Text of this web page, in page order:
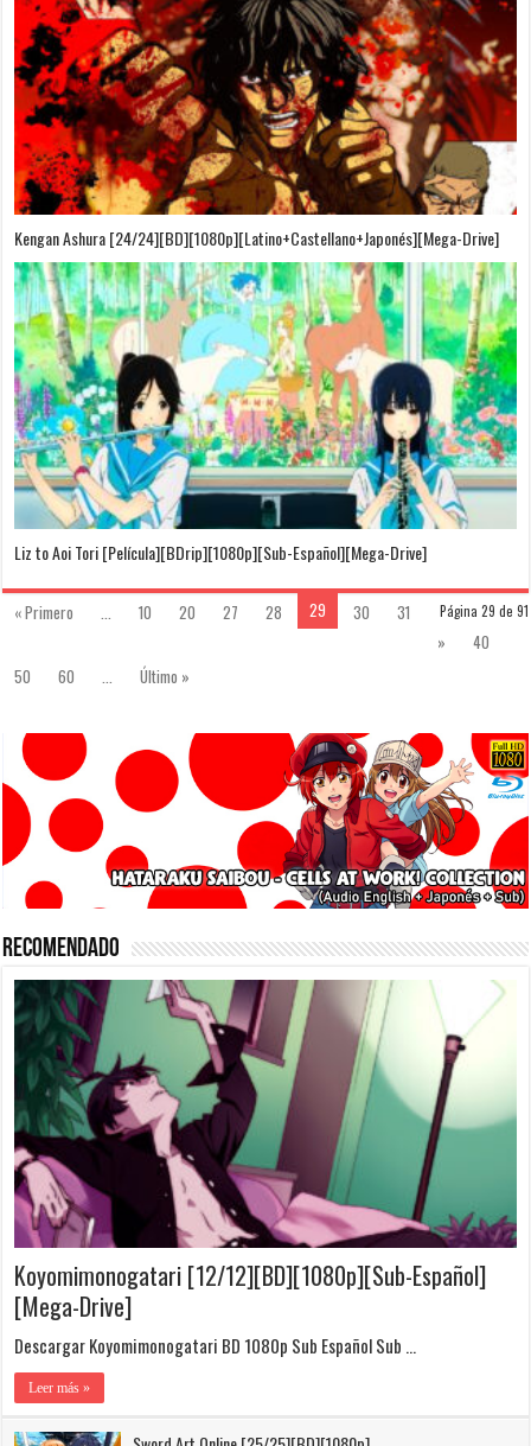
Kengan Ashura [24/24][BD][1080p][Latino+Castellano+Japonés][Mega-Drive]
Liz to Aoi Tori [Película][BDrip][1080p][Sub-Español][Mega-Drive]
Página 29 de 91
« Primero 10 20 27 28 29 30
31
»
40
50
60 Último »
Recomendado
Koyomimonogatari [12/12][BD][1080p][Sub-Español]
[Mega-Drive]
Descargar Koyomimonogatari BD 1080p Sub Español Sub …
Leer más »